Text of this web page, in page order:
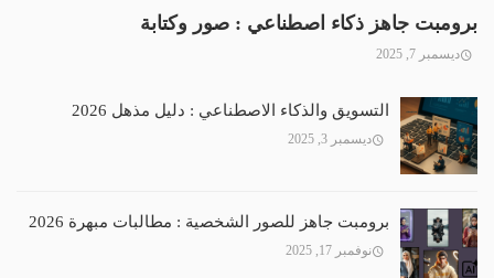
برومبت جاهز ذكاء اصطناعي : صور وكتابة
ديسمبر 7, 2025
التسويق والذكاء الاصطناعي : دليل مذهل 2026
ديسمبر 3, 2025
برومبت جاهز للصور الشخصية : مطالبات مبهرة 2026
نوفمبر 17, 2025